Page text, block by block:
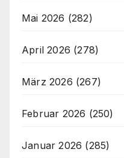
Mai 2026 (282)
April 2026 (278)
März 2026 (267)
Februar 2026 (250)
Januar 2026 (285)